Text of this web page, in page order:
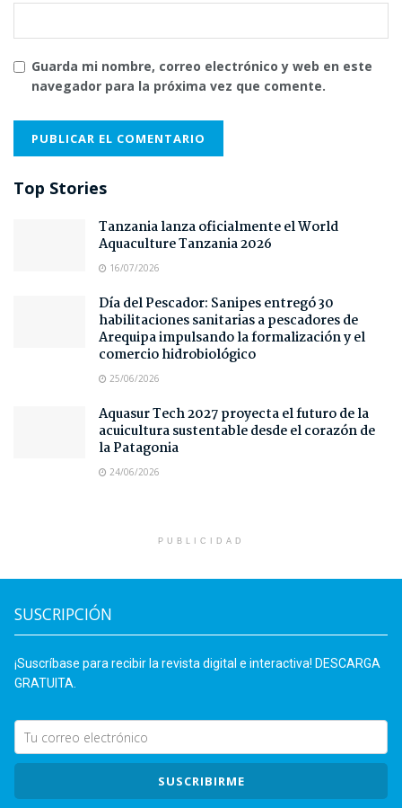
Guarda mi nombre, correo electrónico y web en este
navegador para la próxima vez que comente.
Top Stories
Tanzania lanza oficialmente el World
Aquaculture Tanzania 2026
16/07/2026
Día del Pescador: Sanipes entregó 30
habilitaciones sanitarias a pescadores de
Arequipa impulsando la formalización y el
comercio hidrobiológico
25/06/2026
Aquasur Tech 2027 proyecta el futuro de la
acuicultura sustentable desde el corazón de
la Patagonia
24/06/2026
PUBLICIDAD
SUSCRIPCIÓN
¡Suscríbase para recibir la revista digital e interactiva! DESCARGA
GRATUITA.
SUSCRIBIRME